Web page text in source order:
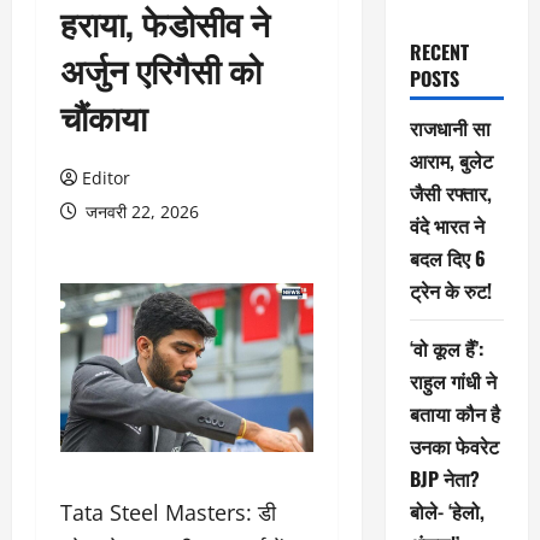
हराया, फेडोसीव ने
अर्जुन एरिगैसी को
चौंकाया
Editor
जनवरी 22, 2026
Tata Steel Masters: डी
RECENT
POSTS
राजधानी सा
आराम, बुलेट
जैसी रफ्तार,
वंदे भारत ने
बदल दिए 6
ट्रेन के रुट!
‘वो कूल हैं’:
राहुल गांधी ने
बताया कौन है
उनका फेवरेट
BJP नेता?
बोले- ‘हेलो,